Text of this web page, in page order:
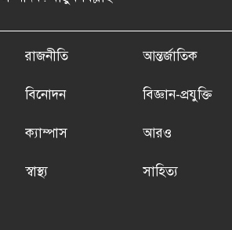
রাজনীতি আন্তর্জাতিক
বিনোদন বিজ্ঞান-প্রযুক্তি
ক্যাম্পাস আরও
স্বাস্থ্য সাহিত্য